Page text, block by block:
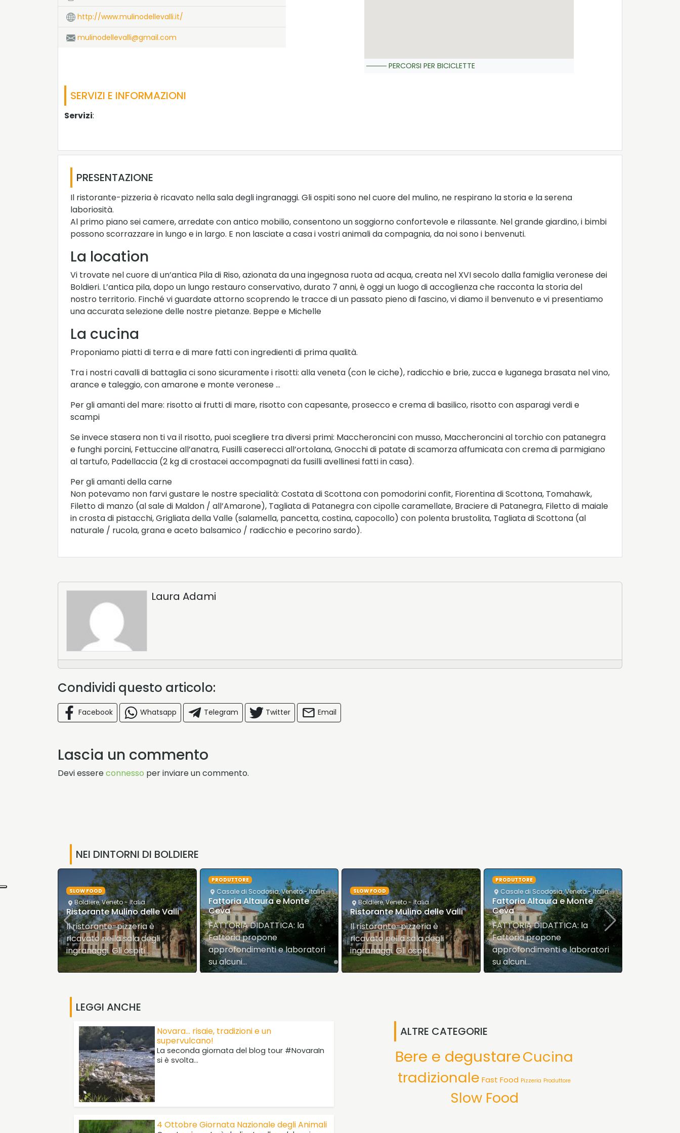
http://www.mulinodellevalli.it/
mulinodellevalli@gmail.com
PERCORSI PER BICICLETTE
SERVIZI E INFORMAZIONI
Servizi:
PRESENTAZIONE
Il ristorante-pizzeria è ricavato nella sala degli ingranaggi. Gli ospiti sono nel cuore del mulino, ne respirano la storia e la serena
laboriosità.
Al primo piano sei camere, arredate con antico mobilio, consentono un soggiorno confortevole e rilassante. Nel grande giardino, i bimbi
possono scorrazzare in lungo e in largo. E non lasciate a casa i vostri animali da compagnia, da noi sono i benvenuti.
La location
Vi trovate nel cuore di un’antica Pila di Riso, azionata da una ingegnosa ruota ad acqua, creata nel XVI secolo dalla famiglia veronese dei
Boldieri. L’antica pila, dopo un lungo restauro conservativo, durato 7 anni, è oggi un luogo di accoglienza che racconta la storia del
nostro territorio. Finché vi guardate attorno scoprendo le tracce di un passato pieno di fascino, vi diamo il benvenuto e vi presentiamo
una accurata selezione delle nostre pietanze. Beppe e Michelle
La cucina
Proponiamo piatti di terra e di mare fatti con ingredienti di prima qualità.
Tra i nostri cavalli di battaglia ci sono sicuramente i risotti: alla veneta (con le ciche), radicchio e brie, zucca e luganega brasata nel vino,
arance e taleggio, con amarone e monte veronese …
Per gli amanti del mare: risotto ai frutti di mare, risotto con capesante, prosecco e crema di basilico, risotto con asparagi verdi e
scampi
Se invece stasera non ti va il risotto, puoi scegliere tra diversi primi: Maccheroncini con musso, Maccheroncini al torchio con patanegra
e funghi porcini, Fettuccine all’anatra, Fusilli caserecci all’ortolana, Gnocchi di patate di scamorza affumicata con crema di parmigiano
al tartufo, Padellaccia (2 kg di crostacei accompagnati da fusilli avellinesi fatti in casa).
Per gli amanti della carne
Non potevamo non farvi gustare le nostre specialità: Costata di Scottona con pomodorini confit, Fiorentina di Scottona, Tomahawk,
Filetto di manzo (al sale di Maldon / all’Amarone), Tagliata di Patanegra con cipolle caramellate, Braciere di Patanegra, Filetto di maiale
in crosta di pistacchi, Grigliata della Valle (salamella, pancetta, costina, capocollo) con polenta brustolita, Tagliata di Scottona (al
naturale / rucola, grana e aceto balsamico / radicchio e pecorino sardo).
Laura Adami
Condividi questo articolo:
Facebook Whatsapp Telegram Twitter Email
Lascia un commento
Devi essereconnesso per inviare un commento.
NEI DINTORNI DI BOLDIERE
SLOW FOOD
Boldiere,Veneto- Italia
Ristorante Mulino delle Valli
Il ristorante-pizzeria è
ricavato nella sala degli
ingranaggi. Gli ospiti…
PRODUTTORE
Casale di Scodosia,Veneto- Italia
Fattoria Altaura e Monte
Ceva
FATTORIA DIDATTICA: la
Fattoria propone
approfondimenti e laboratori
su alcuni…
SLOW FOOD
Boldiere,Veneto- Italia
Ristorante Mulino delle Valli
Il ristorante-pizzeria è
ricavato nella sala degli
ingranaggi. Gli ospiti…
PRODUTTORE
Casale di Scodosia,Veneto- Italia
Fattoria Altaura e Monte
Ceva
FATTORIA DIDATTICA: la
Fattoria propone
approfondimenti e laboratori
su alcuni…
LEGGI ANCHE
Novara... risaie, tradizioni e un
supervulcano!
La seconda giornata del blog tour #NovaraIn
si è svolta…
4 Ottobre Giornata Nazionale degli Animali
ALTRE CATEGORIE
Bere e degustareCucina
tradizionale Fast Food Pizzeria Produttore
Slow Food